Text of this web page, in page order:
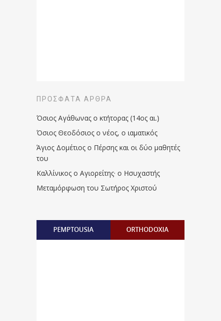
ΠΡΌΣΦΑΤΑ ΆΡΘΡΑ
Όσιος Αγάθωνας ο κτήτορας (14ος αι.)
Όσιος Θεοδόσιος ο νέος, ο ιαματικός
Άγιος Δομέτιος ο Πέρσης και οι δύο μαθητές
του
Καλλίνικος ο Αγιορείτης · ο Ησυχαστής
Μεταμόρφωση του Σωτήρος Χριστού
PEMPTOUSIA ORTHODOXIA